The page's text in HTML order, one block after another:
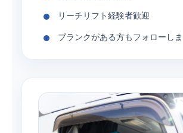
リーチリフト経験者歓迎
ブランクがある方もフォローし